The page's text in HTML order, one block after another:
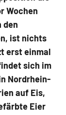
Wochen
den
ist nichts
erst einmal
sich im
Nordrhein-
auf Eis,
Eier